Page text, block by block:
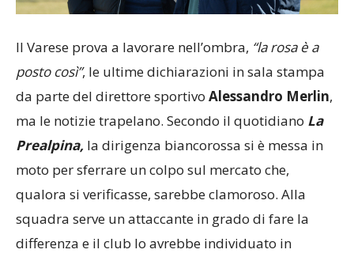
Il Varese prova a lavorare nell’ombra, “la rosa è a
posto così”, le ultime dichiarazioni in sala stampa
da parte del direttore sportivo Alessandro Merlin,
ma le notizie trapelano. Secondo il quotidiano La
Prealpina, la dirigenza biancorossa si è messa in
moto per sferrare un colpo sul mercato che,
qualora si verificasse, sarebbe clamoroso. Alla
squadra serve un attaccante in grado di fare la
differenza e il club lo avrebbe individuato in